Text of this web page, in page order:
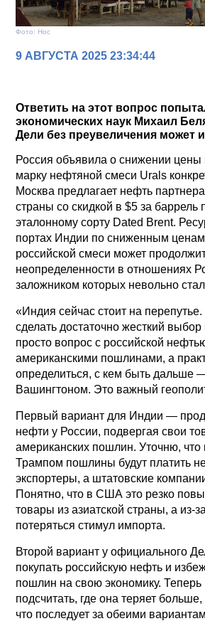
Фото: Нос
9 АВГУСТА 2025 23:34:44
Ответить на этот вопрос
экономических наук Михаил
Дели без преувеличения может
Россия объявила о снижении цены
марку нефтяной смеси Urals
Москва предлагает нефть
страны со скидкой в $5 за баррель
эталонному сорту Dated Brent.
портах Индии по сниженным
российской смеси может
неопределенности в отношениях
заложником которых невольно
«Индия сейчас стоит на
сделать достаточно жесткий
просто вопрос с российской
американскими пошлинами, а
определиться, с кем быть дальше
Вашингтоном. Это важный
Первый вариант для Индии —
нефти у России, подвергая свои
американских пошлин. Уточню,
Трампом пошлины будут платить
экспортеры, а штатовские
Понятно, что в США это резко
товары из азиатской страны, а из-
потеряться стимул импорта.
Второй вариант у официального
покупать российскую нефть и
пошлин на свою экономику.
подсчитать, где она теряет
что последует за обеими